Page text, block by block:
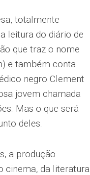
totalmente
leitura do diário de
que traz o nome
e também conta
negro Clement
jovem chamada
Mas o que será
deles.
a produção
cinema, da literatura